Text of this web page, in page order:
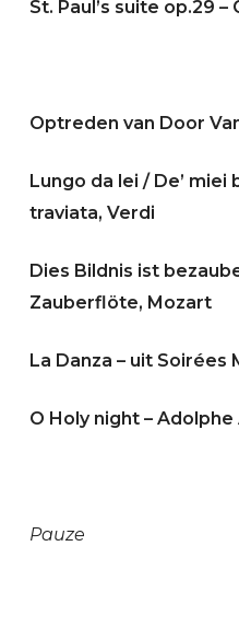
St. Paul’s suite op.29 –
Optreden van Door
Lungo da lei / De’
traviata, Verdi
Dies Bildnis ist
Zauberflöte, Mozart
La Danza – uit Soirées
O Holy night – Adolphe
Pauze